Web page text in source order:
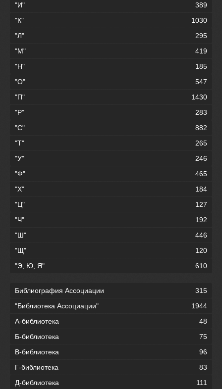
"И"
389
"К"
1030
"Л"
295
"М"
419
"Н"
185
"О"
547
"П"
1430
"Р"
283
"С"
882
"Т"
265
"У"
246
"Ф"
465
"Х"
184
"Ц"
127
"Ч"
192
"Ш"
446
"Щ"
120
"Э, Ю, Я"
610
Библиография Ассоциации
315
"Библиотека Ассоциации"
1944
А-библиотека
48
Б-библиотека
75
В-библиотека
96
Г-библиотека
83
Д-библиотека
111